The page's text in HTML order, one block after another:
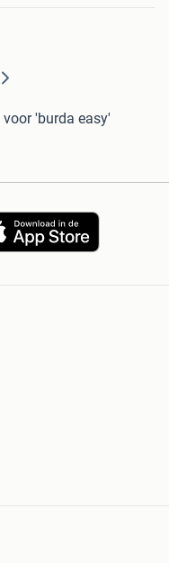
voor 'burda easy'